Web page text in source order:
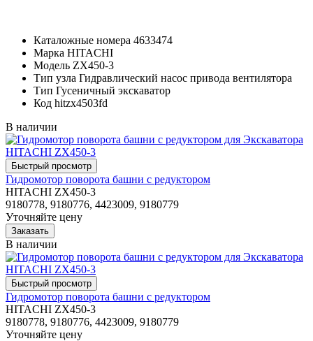
Каталожные номера 4633474
Марка HITACHI
Модель ZX450-3
Тип узла Гидравлический насос привода вентилятора
Тип Гусеничный экскаватор
Код hitzx4503fd
В наличии
Гидромотор поворота башни с редуктором
HITACHI ZX450-3
9180778, 9180776, 4423009, 9180779
Уточняйте цену
В наличии
Гидромотор поворота башни с редуктором
HITACHI ZX450-3
9180778, 9180776, 4423009, 9180779
Уточняйте цену